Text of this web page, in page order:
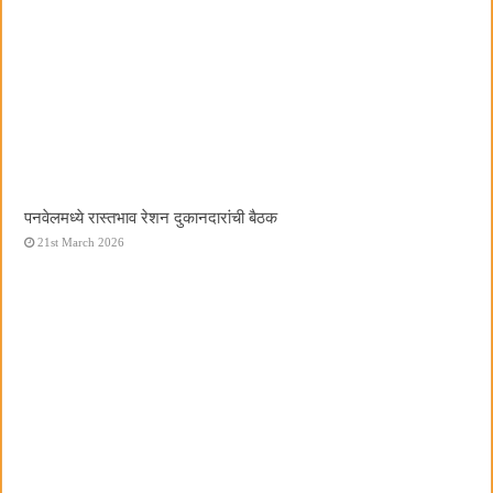
पनवेलमध्ये रास्तभाव रेशन दुकानदारांची बैठक
21st March 2026